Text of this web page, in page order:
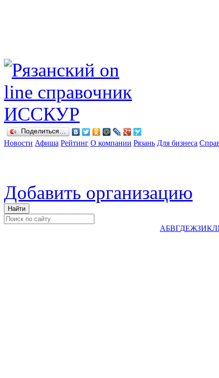
Поделиться…
Новости Афиша Рейтинг О компании Рязань Для бизнеса
Добавить организацию
АБВГДЕЖЗИКЛ